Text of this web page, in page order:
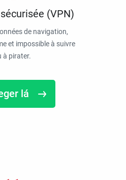
(VPN)
de navigation,
et impossible à suivre
à pirater.
lá